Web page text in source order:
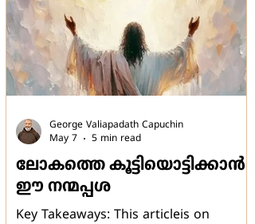
ലോകത്തെ കൂട്ടിയൊട്ടിക്കാന്‍
ഈ നന്മപ്പശ
Key Takeaways: This articleis on
George Valiapadath Capuchin
May 7
5 min read